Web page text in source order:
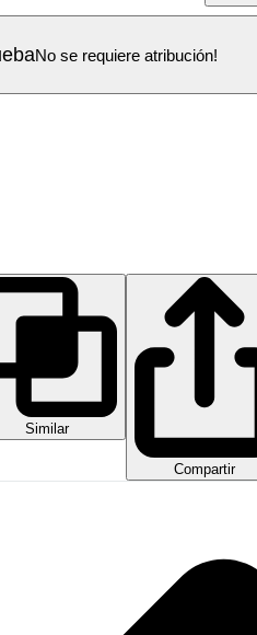
No se requiere atribución!
Similar
Compartir